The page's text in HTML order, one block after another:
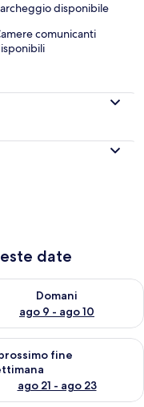
disponibile
comunicanti
date
ago 8 - ago 9
Domani
ago 9 - ago 10
la disponibilità per
ago 14 -
fine
ago 21 - ago 23
la disponibilità per il